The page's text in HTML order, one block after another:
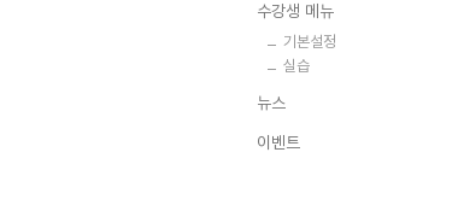
수강생 메뉴
기본설정
실습
뉴스
이벤트